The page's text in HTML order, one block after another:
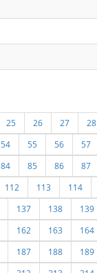
25 26 27 28
54 55 56 57
84 85 86 87
112 113 114
137 138 139
162 163 164
187 188 189